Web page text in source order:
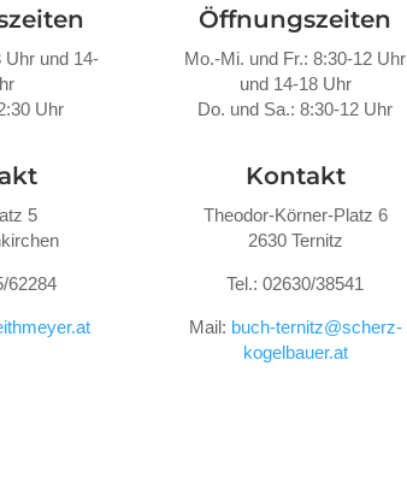
Uhr und 14-
Uhr
5
62284
Öffnungszeiten
Mo.-Mi. und Fr.: 8:30-12 Uhr
und 14-18 Uhr
Do. und Sa.: 8:30-12 Uhr
Kontakt
Theodor-Körner-Platz 6
2630 Ternitz
Tel.: 02630/38541
Mail: buch-ternitz@scherz-
kogelbauer.at